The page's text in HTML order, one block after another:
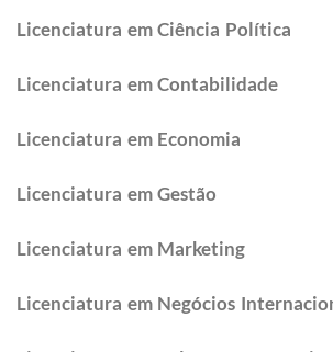
Licenciatura em Ciência Política
Licenciatura em Contabilidade
Licenciatura em Economia
Licenciatura em Gestão
Licenciatura em Marketing
Licenciatura em Negócios